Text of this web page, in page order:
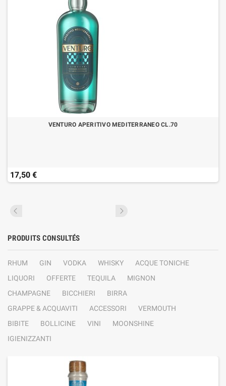
VENTURO APERITIVO MEDITERRANEO CL.70
17,50 €
PRODUITS CONSULTÉS
RHUM GIN VODKA WHISKY
ACQUE TONICHE
LIQUORI
OFFERTE TEQUILA
MIGNON
CHAMPAGNE
BICCHIERI
BIRRA
GRAPPE & ACQUAVITI
ACCESSORI
VERMOUTH
BIBITE
BOLLICINE VINI
MOONSHINE
IGIENIZZANTI